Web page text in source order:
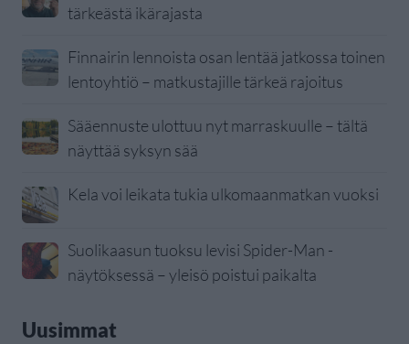
tärkeästä ikärajasta
Finnairin lennoista osan lentää jatkossa toinen
lentoyhtiö – matkustajille tärkeä rajoitus
Sääennuste ulottuu nyt marraskuulle – tältä
näyttää syksyn sää
Kela voi leikata tukia ulkomaanmatkan vuoksi
Suolikaasun tuoksu levisi Spider-Man -
näytöksessä – yleisö poistui paikalta
Uusimmat